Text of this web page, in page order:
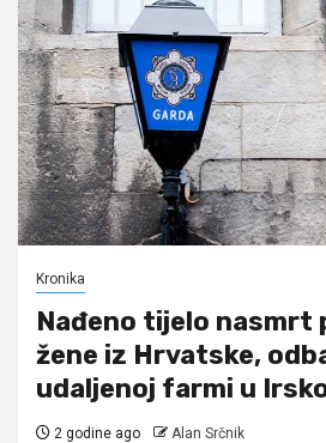
Kronika
Nađeno tijelo nasmrt
žene iz Hrvatske,
udaljenoj farmi u
2 godine ago Alan Srčnik